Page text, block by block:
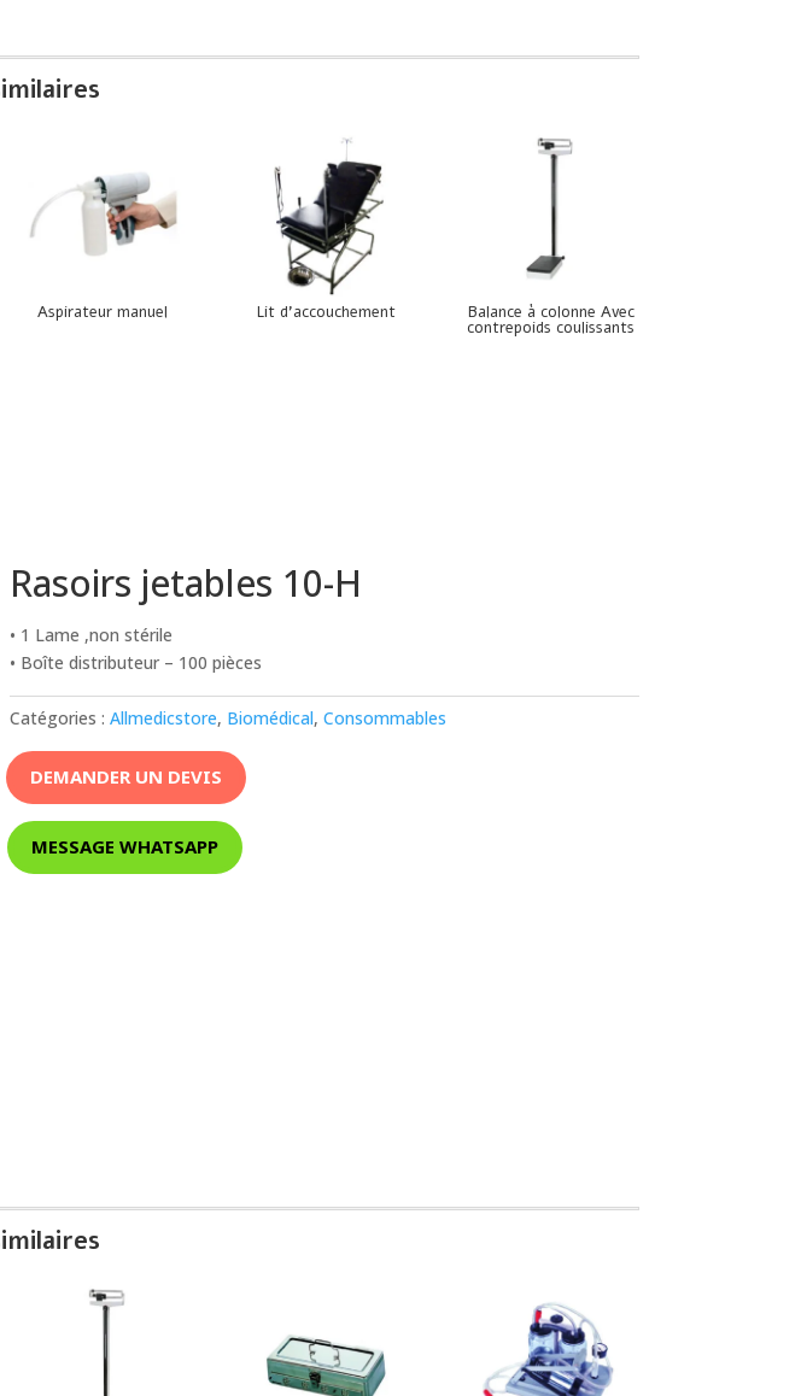
Aspirateur manuel Lit d’accouchement Balance à colonne Avec
contrepoids coulissants
Rasoirs jetables 10-H
• 1 Lame ,non stérile
• Boîte distributeur – 100 pièces
Catégories :Allmedicstore, Biomédical,Consommables
DEMANDER UN DEVIS
MESSAGE WHATSAPP